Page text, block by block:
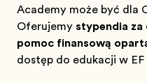
Academy może być dla
Oferujemy stypendia za
pomoc finansową
dostęp do edukacji w